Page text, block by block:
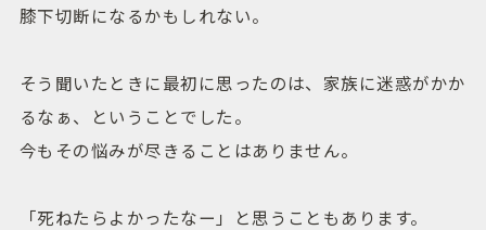
膝下切断になるかもしれない。
そう聞いたときに最初に思ったのは、家族に迷惑がかか
るなぁ、ということでした。
今もその悩みが尽きることはありません。
「死ねたらよかったなー」と思うこともあります。